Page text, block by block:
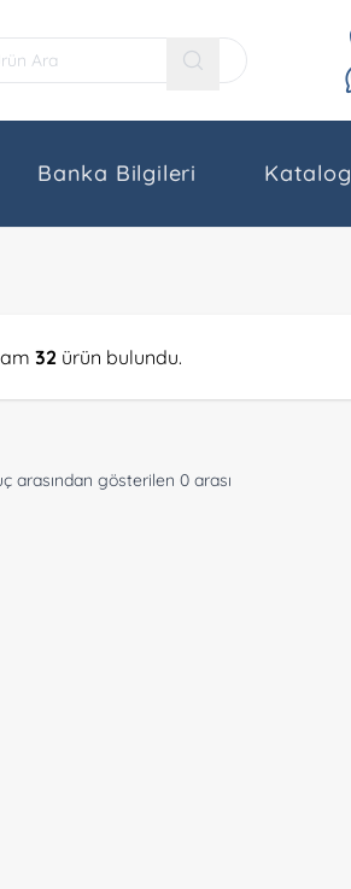
Banka Bilgileri Katalog
32 ürün bulundu.
arasından gösterilen 0 arası